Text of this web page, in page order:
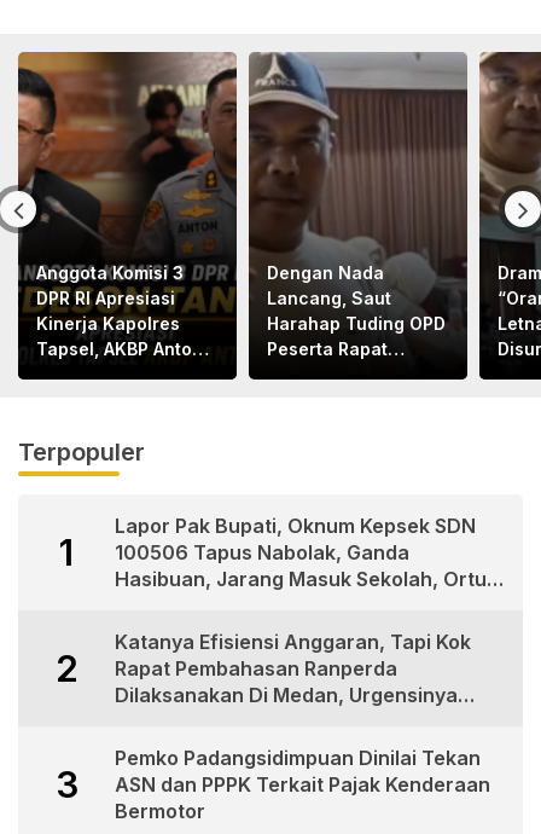
Anggota Komisi 3
DPR RI Apresiasi
Kinerja Kapolres
Tapsel, AKBP Anton
Dengan Nada
Lancang, Saut
Harahap Tuding OPD
Peserta Rapat
Terpopuler
1
Lapor Pak Bupati, Oknum Kepsek SDN
100506 Tapus Nabolak, Ganda
Hasibuan, Jarang Masuk Sekolah, Ortu
2
Katanya Efisiensi Anggaran, Tapi Kok
Rapat Pembahasan Ranperda
Dilaksanakan Di Medan, Urgensinya
3
Pemko Padangsidimpuan Dinilai Tekan
ASN dan PPPK Terkait Pajak Kenderaan
Bermotor